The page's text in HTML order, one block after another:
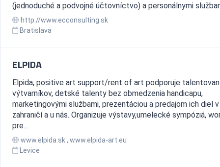
(jednoduché a podvojné účtovníctvo) a personálnymi
http://www.ecconsulting.sk
Bratislava
ELPIDA
Elpida, positive art support/rent of art podporuje
výtvarníkov, detské talenty bez obmedzenia handicapu,
marketingovými službami, prezentáciou a predajom ich diel v
zahraničí a u nás. Organizuje výstavy,umelecké sympóziá,
pre...
www.elpida.sk , www.elpida-art.eu
Levice